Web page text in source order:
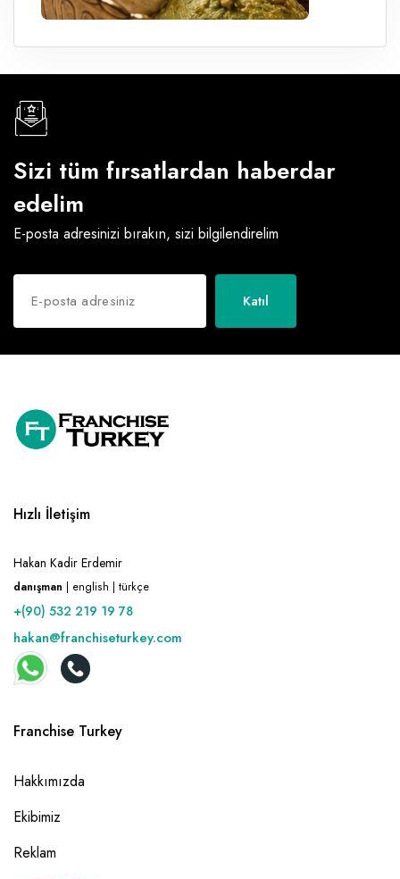
Sizi tüm fırsatlardan haberdar
edelim
E-posta adresinizi bırakın, sizi bilgilendirelim
Katıl
Hızlı İletişim
Hakan Kadir Erdemir
danışman | english | türkçe
+(90) 532 219 19 78
hakan@franchiseturkey.com
Franchise Turkey
Hakkımızda
Ekibimiz
Reklam